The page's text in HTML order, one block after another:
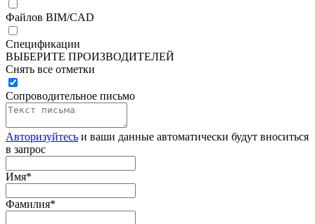
Файлов BIM/CAD
Спецификации
ВЫБЕРИТЕ ПРОИЗВОДИТЕЛЕЙ
Снять все отметки
Сопроводительное письмо
Авторизуйтесь и ваши данные автоматически будут вноситься
в запрос
Имя*
Фамилия*